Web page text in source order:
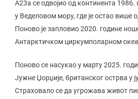
А23а се одвојио од континента 1986.
у Веделовом мору, где је остао више
Поново је запловио 2020. године
Антарктичком циркумполарном
Поново се насукао у марту 2025.
Јужне Џорџије, британског острва у
Страховало се да угрожава живот